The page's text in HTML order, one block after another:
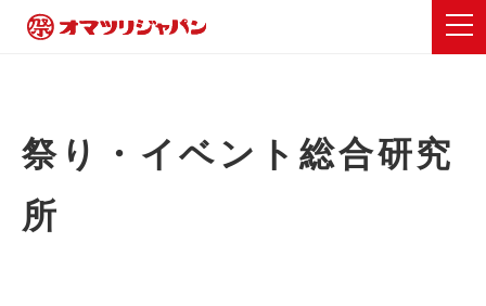
祭り・イベント総合研究
所